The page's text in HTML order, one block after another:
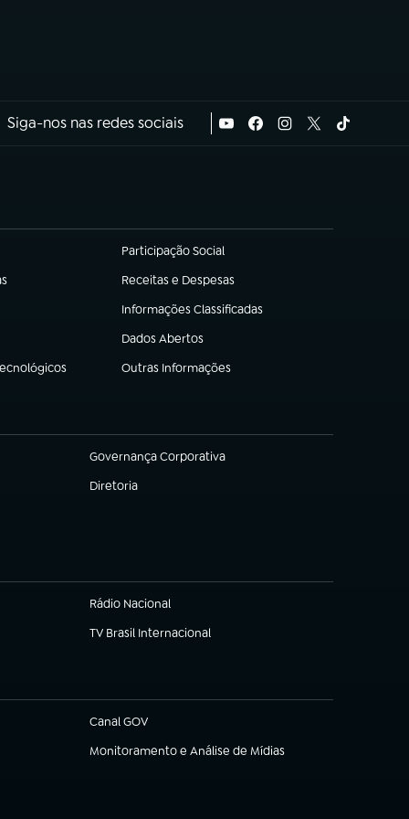
Siga-nos nas redes sociais
Participação Social
(abre em nova aba)
Receitas e Despesas
(abre em nova aba)
Informações Classificadas
(abre em nova aba)
Dados Abertos
(abre em nova aba)
Outras Informações
(abre em nova aba)
Governança Corporativa
(abre em nova aba)
Diretoria
(abre em nova aba)
Rádio Nacional
TV Brasil Internacional
(abre em nova aba)
Canal GOV
(abre em nova aba)
Monitoramento e Análise de Mídias
(abre em nova aba)